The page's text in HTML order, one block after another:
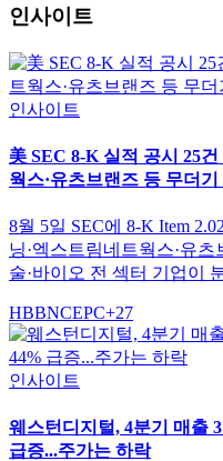
인사이트
인사이트
美 SEC 8-K 실적 공시 25
웍스·유츠브랜즈 등 무더기
8월 5일 SEC에 8-K Item
닝·엑스트림네트웍스·유츠
술·바이오 전 섹터 기업이
HBBNCEPC+27
인사이트
웨스턴디지털, 4분기 매출
급증...주가는 하락